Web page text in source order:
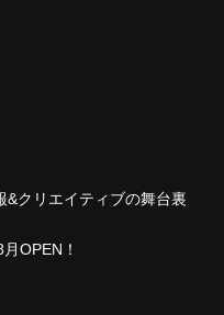
&クリエイティブの舞台裏
月OPEN ！